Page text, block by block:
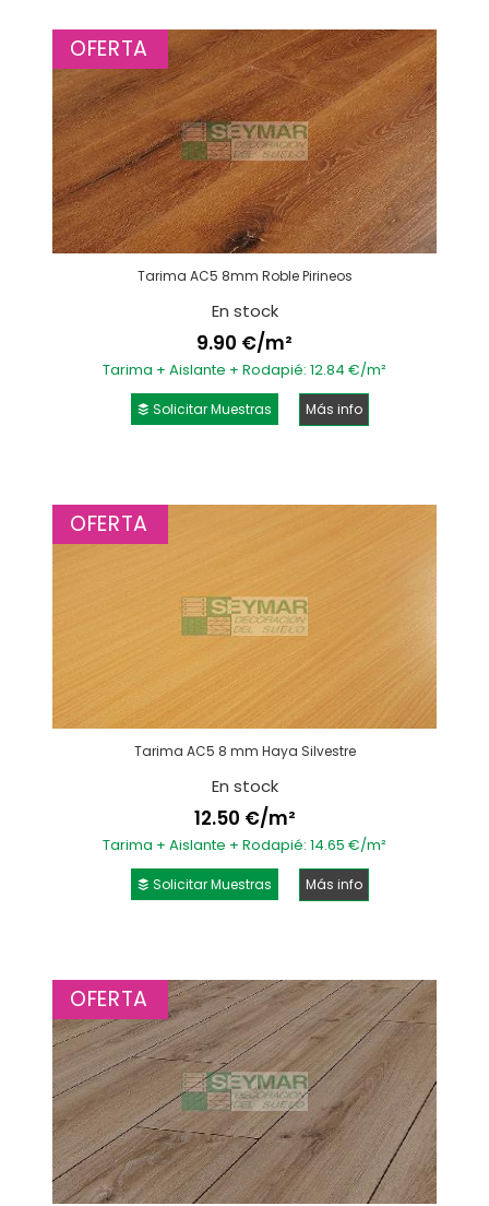
OFERTA
Tarima AC5 8mm Roble Pirineos
En stock
9.90 €/m²
Tarima + Aislante + Rodapié: 12.84 €/m²
Solicitar Muestras Más info
OFERTA
Tarima AC5 8 mm Haya Silvestre
En stock
12.50 €/m²
Tarima + Aislante + Rodapié: 14.65 €/m²
Solicitar Muestras Más info
OFERTA